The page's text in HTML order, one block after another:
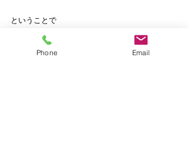
ということで
今回は天気？台風？に感謝です。
Phone Email